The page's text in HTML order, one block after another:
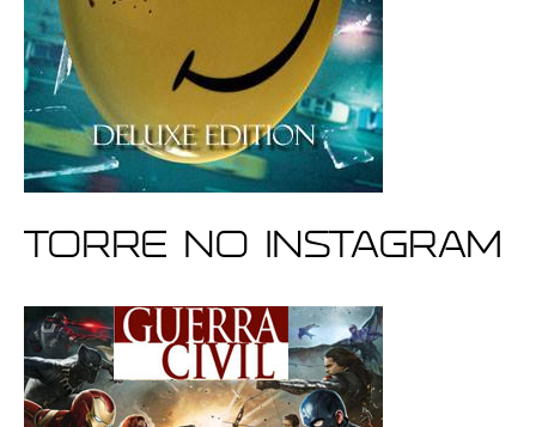
Torre no Instagram